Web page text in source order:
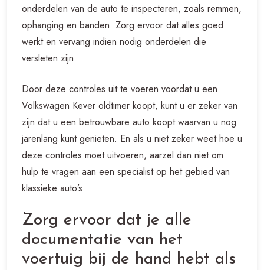
onderdelen van de auto te inspecteren, zoals remmen,
ophanging en banden. Zorg ervoor dat alles goed
werkt en vervang indien nodig onderdelen die
versleten zijn.
Door deze controles uit te voeren voordat u een
Volkswagen Kever oldtimer koopt, kunt u er zeker van
zijn dat u een betrouwbare auto koopt waarvan u nog
jarenlang kunt genieten. En als u niet zeker weet hoe u
deze controles moet uitvoeren, aarzel dan niet om
hulp te vragen aan een specialist op het gebied van
klassieke auto’s.
Zorg ervoor dat je alle
documentatie van het
voertuig bij de hand hebt als